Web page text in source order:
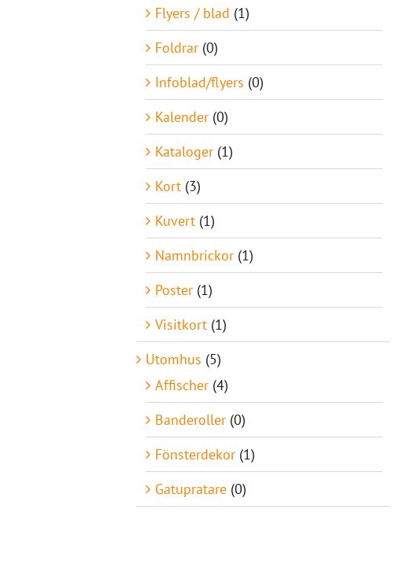
Flyers / blad (1)
Foldrar (0)
Infoblad/flyers (0)
Kalender (0)
Kataloger (1)
Kort (3)
Kuvert (1)
Namnbrickor (1)
Poster (1)
Visitkort (1)
Utomhus (5)
Affischer (4)
Banderoller (0)
Fönsterdekor (1)
Gatupratare (0)